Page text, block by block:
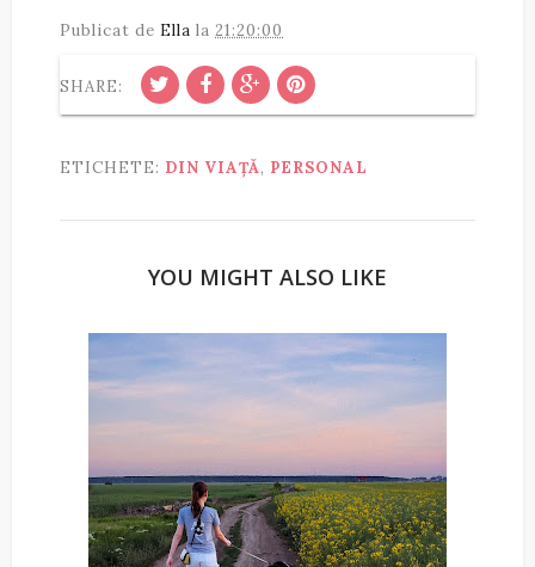
Publicat de Ella la 21:20:00
SHARE:
ETICHETE: DIN VIAȚĂ, PERSONAL
YOU MIGHT ALSO LIKE